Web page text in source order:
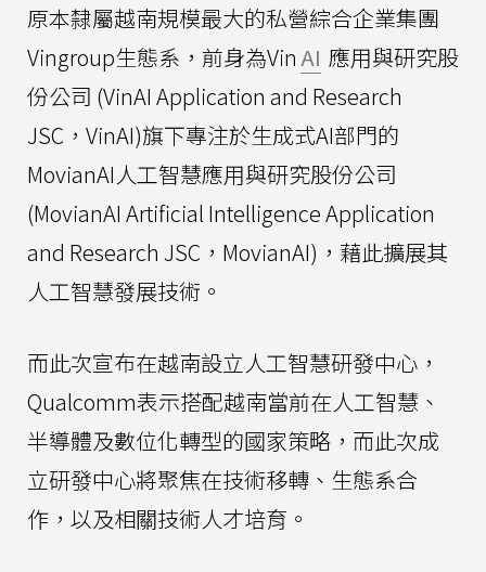
原本隸屬越南規模最大的私營綜合企業集團
Vingroup生態系，前身為Vin AI 應用與研究股
份公司 (VinAI Application and Research
JSC，VinAI)旗下專注於生成式AI部門的
MovianAI人工智慧應用與研究股份公司
(MovianAI Artificial Intelligence Application
and Research JSC，MovianAI)，藉此擴展其
人工智慧發展技術。
而此次宣布在越南設立人工智慧研發中心，
Qualcomm表示搭配越南當前在人工智慧、
半導體及數位化轉型的國家策略，而此次成
立研發中心將聚焦在技術移轉、生態系合
作，以及相關技術人才培育。